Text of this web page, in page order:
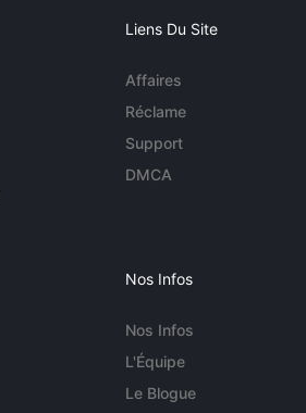
Liens Du Site
Affaires
Réclame
Support
DMCA
Nos Infos
Nos Infos
L'Équipe
Le Blogue